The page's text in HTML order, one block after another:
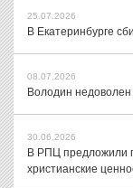
25.07.2026
В Екатеринбурге
08.07.2026
Володин
30.06.2026
В РПЦ предложили
христианские